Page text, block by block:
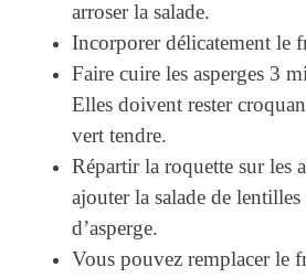
arroser la salade.
Incorporer délicatement le
Faire cuire les asperges 3
Elles doivent rester
vert tendre.
Répartir la roquette sur les
ajouter la salade de lentilles
d’asperge.
Vous pouvez remplacer le